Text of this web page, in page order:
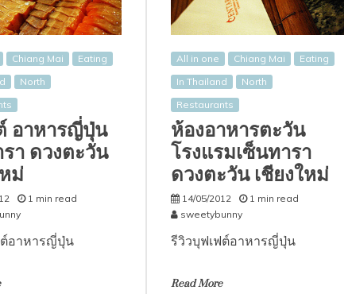
Chiang Mai
Eating
North
อาหารญี่ปุ่น
า ดวงตะวัน
ม่
1 min read
อาหารญี่ปุ่น
All in one Chiang Mai
Eating
In Thailand
North
Restaurants
ห้องอาหารตะวัน
โรงแรมเซ็นทารา
ดวงตะวัน เชียงใหม่
14/05/2012
1 min read
sweetybunny
รีวิวบุฟเฟต์อาหารญี่ปุ่น
Read More